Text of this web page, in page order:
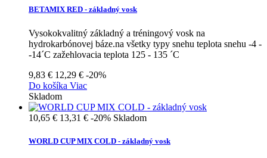
BETAMIX RED - základný vosk
Vysokokvalitný základný a tréningový vosk na
hydrokarbónovej báze.na všetky typy snehu teplota snehu -4 -
-14´C zažehlovacia teplota 125 - 135 ´C
9,83 € 12,29 € -20%
Do košíka Viac
Skladom
10,65 € 13,31 € -20% Skladom
WORLD CUP MIX COLD - základný vosk